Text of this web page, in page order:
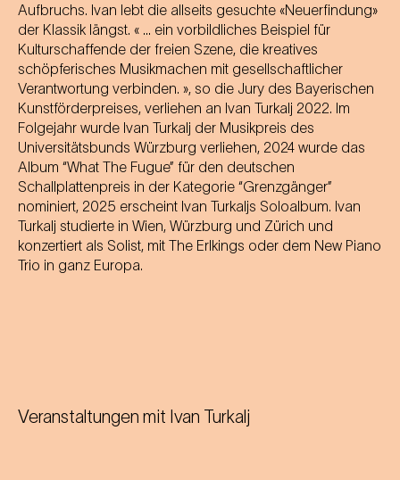
Aufbruchs. Ivan lebt die allseits gesuchte «Neuerfindung»
der Klassik längst. « ... ein vorbildliches Beispiel für
Kulturschaffende der freien Szene, die kreatives
schöpferisches Musikmachen mit gesellschaftlicher
Verantwortung verbinden. », so die Jury des Bayerischen
Kunstförderpreises, verliehen an Ivan Turkalj 2022. Im
Folgejahr wurde Ivan Turkalj der Musikpreis des
Universitätsbunds Würzburg verliehen, 2024 wurde das
Album “What The Fugue” für den deutschen
Schallplattenpreis in der Kategorie “Grenzgänger”
nominiert, 2025 erscheint Ivan Turkaljs Soloalbum. Ivan
Turkalj studierte in Wien, Würzburg und Zürich und
konzertiert als Solist, mit The Erlkings oder dem New Piano
Trio in ganz Europa.
Veranstaltungen mit Ivan Turkalj